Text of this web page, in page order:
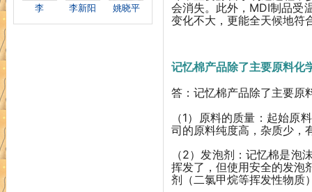
李 李新阳 姚晓平
会消失。此外，MDI制品受
变化不大，更能全天候地符
记忆棉产品除了主要原料化
答：记忆棉产品除了主要原
（1）原料的质量：起始原
司的原料纯度高，杂质少，
（2）发泡剂：记忆棉是泡
挥发了，但使用安全的发泡
剂（二氯甲烷等挥发性物质